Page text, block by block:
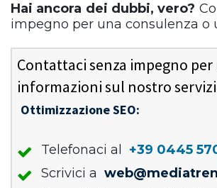
Hai ancora dei dubbi, vero?
impegno per una consulenza o
Contattaci senza impegno
informazioni sul nostro
Ottimizzazione SEO:
Telefonaci al
+39 0445
Scrivici a